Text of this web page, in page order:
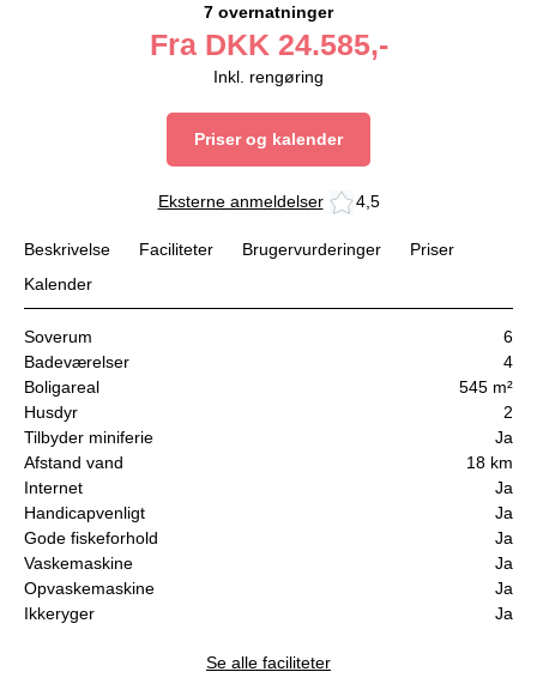
7 overnatninger
Fra DKK 24.585,-
Inkl. rengøring
Priser og kalender
Eksterne anmeldelser 4,5
Beskrivelse Faciliteter Brugervurderinger
Priser
Kalender
Soverum
6
Badeværelser
4
Boligareal
545 m²
Husdyr
2
Tilbyder miniferie
Ja
Afstand vand
18 km
Internet
Ja
Handicapvenligt
Ja
Gode fiskeforhold
Ja
Vaskemaskine
Ja
Opvaskemaskine
Ja
Ikkeryger
Ja
Se alle faciliteter